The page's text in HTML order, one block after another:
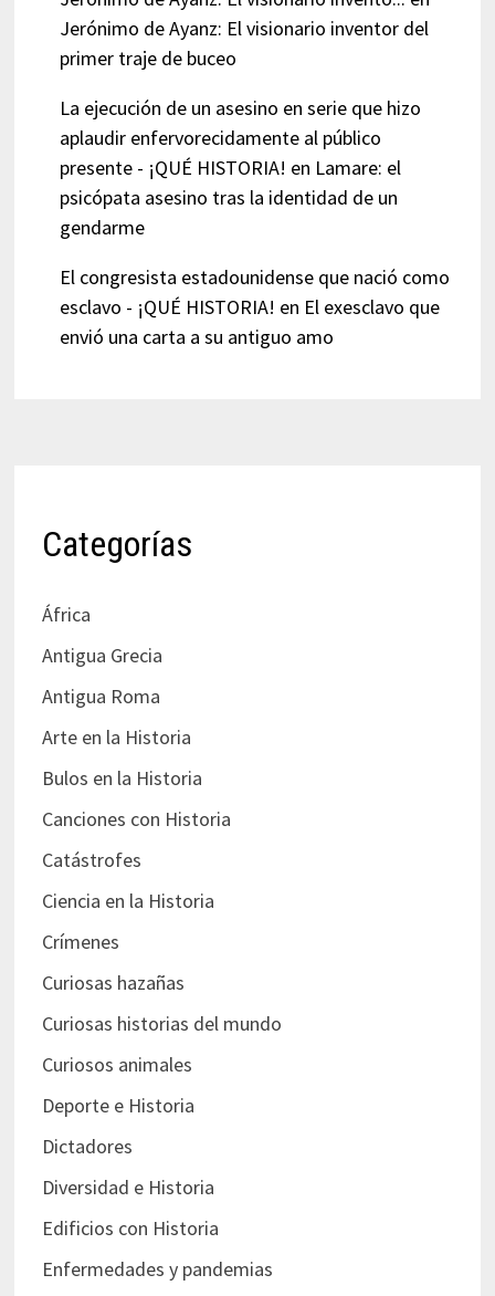
Jerónimo de Ayanz: El visionario inventor del
primer traje de buceo
La ejecución de un asesino en serie que hizo
aplaudir enfervorecidamente al público
presente - ¡QUÉ HISTORIA! en Lamare: el
psicópata asesino tras la identidad de un
gendarme
El congresista estadounidense que nació como
esclavo - ¡QUÉ HISTORIA! en El exesclavo que
envió una carta a su antiguo amo
Categorías
África
Antigua Grecia
Antigua Roma
Arte en la Historia
Bulos en la Historia
Canciones con Historia
Catástrofes
Ciencia en la Historia
Crímenes
Curiosas hazañas
Curiosas historias del mundo
Curiosos animales
Deporte e Historia
Dictadores
Diversidad e Historia
Edificios con Historia
Enfermedades y pandemias